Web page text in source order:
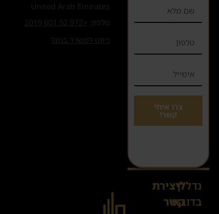
צרו איתי
קשר!
נדל"ן
בדובאי
ליצירת
קשר
Sales@danesya.co.il
United Arab Emirates
טלפון:
+972 52 601 2019
ניווט למשרד בגוגל